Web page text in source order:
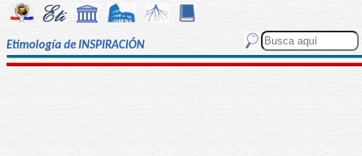
Etimología de INSPIRACIÓN